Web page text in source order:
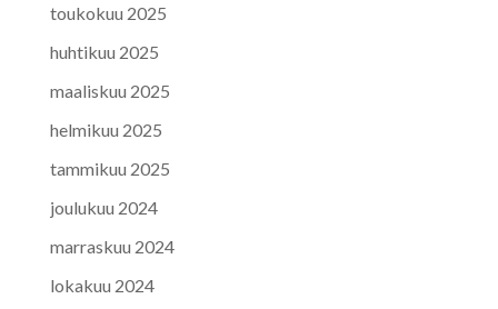
toukokuu 2025
huhtikuu 2025
maaliskuu 2025
helmikuu 2025
tammikuu 2025
joulukuu 2024
marraskuu 2024
lokakuu 2024